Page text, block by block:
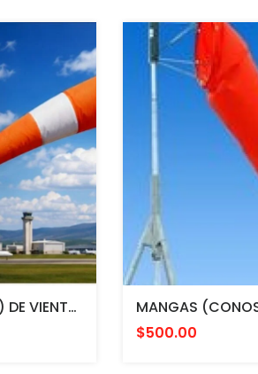
MANGAS (CONOS) DE VIENTO MULTICOLOR PARA AVIACION CON HERRAJE DE MONTAJE A POSTE FAA L807. MADE IN USA. 24" DIAMETRO
$500.00